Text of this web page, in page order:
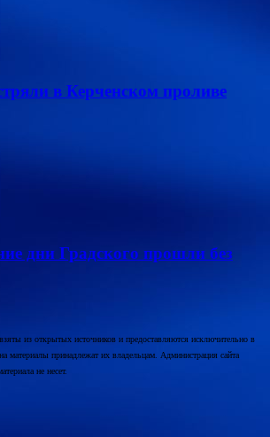
в Керченском проливе
дни Градского прошли без
из открытых источников и предоставляются исключительно в
материалы принадлежат их владельцам. Администрация сайта
не несет.